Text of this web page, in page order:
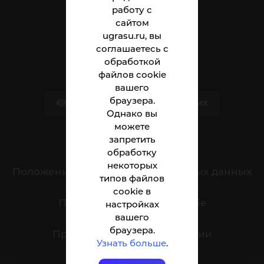
работу с
сайтом
ugrasu.ru, вы
соглашаетесь с
обработкой
файлов cookie
вашего
браузера.
Однако вы
можете
запретить
обработку
некоторых
типов файлов
cookie в
настройках
вашего
браузера.
Узнать больше.
Абитуриенту
Студенту
Сотруднику
Версия для слабовидящих
Обращения граждан
Положение о защите персональных данных
Политика обработки cookie
Противодействие коррупции